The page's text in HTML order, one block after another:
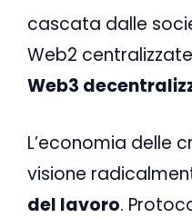
cascata dalle
Web2
Web3
L’economia delle
visione
del lavoro.